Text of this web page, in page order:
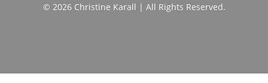
© 2026 Christine Karall | All Rights Reserved.